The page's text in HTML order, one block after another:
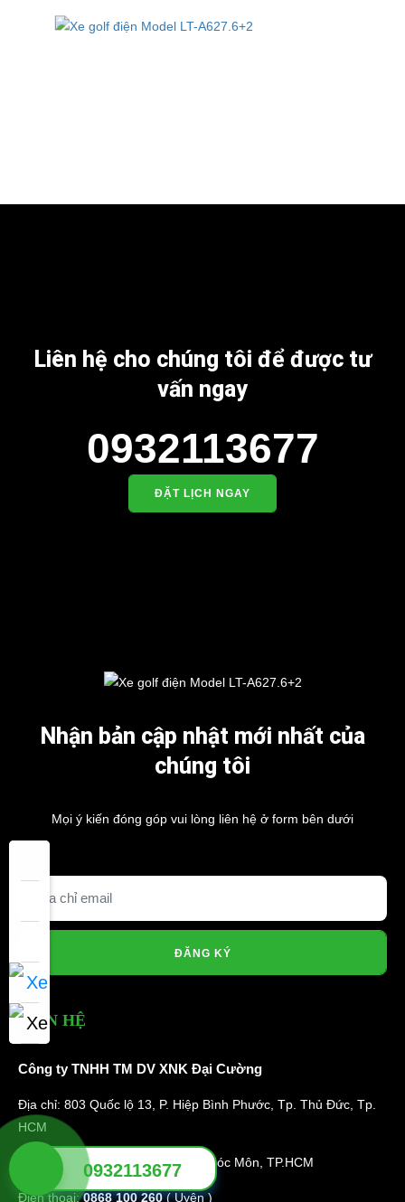
Liên hệ cho chúng tôi để được tư
vấn ngay
0932113677
ĐẶT LỊCH NGAY
Nhận bản cập nhật mới nhất của
chúng tôi
Mọi ý kiến đóng góp vui lòng liên hệ ở form bên dưới
ĐĂNG KÝ
LIÊN HỆ
Công ty TNHH TM DV XNK Đại Cường
Địa chỉ: 803 Quốc lộ 13, P. Hiệp Bình Phước, Tp. Thủ Đức, Tp.
HCM
Địa chỉ xưởng: 49/9 Nhị Bình 16, Hóc Môn, TP.HCM
Điện thoại:0868 100 260( Uyên )
0932113677